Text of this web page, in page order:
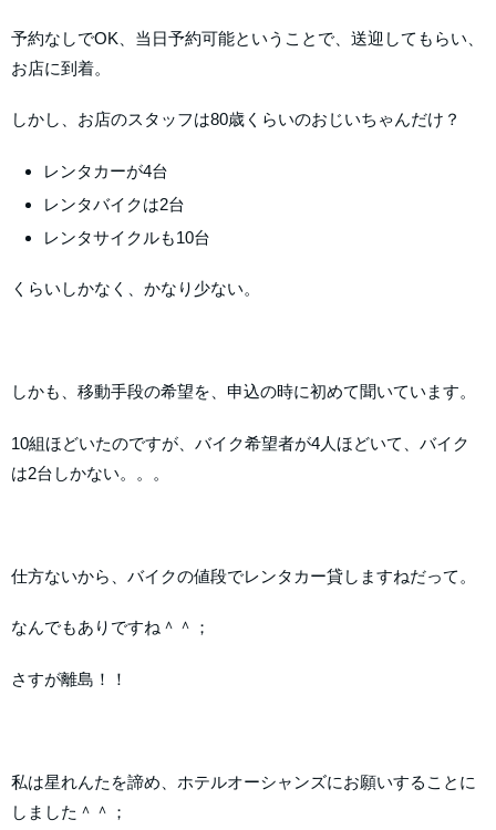
予約なしでOK、当日予約可能ということで、送迎してもらい、
お店に到着。
しかし、お店のスタッフは80歳くらいのおじいちゃんだけ？
レンタカーが4台
レンタバイクは2台
レンタサイクルも10台
くらいしかなく、かなり少ない。
しかも、移動手段の希望を、申込の時に初めて聞いています。
10組ほどいたのですが、バイク希望者が4人ほどいて、バイク
は2台しかない。。。
仕方ないから、バイクの値段でレンタカー貸しますねだって。
なんでもありですね＾＾；
さすが離島！！
私は星れんたを諦め、ホテルオーシャンズにお願いすることに
しました＾＾；